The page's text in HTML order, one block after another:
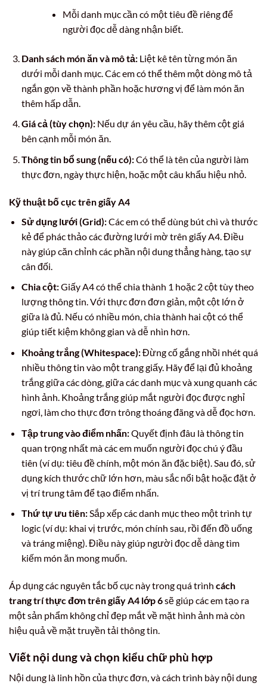
Mỗi danh mục cần có một tiêu đề riêng để
người đọc dễ dàng nhận biết.
Danh sách món ăn và mô tả:Liệt kê tên từng món ăn
dưới mỗi danh mục. Các em có thể thêm một dòng mô tả
ngắn gọn về thành phần hoặc hương vị để làm món ăn
thêm hấp dẫn.
Giá cả (tùy chọn):Nếu dự án yêu cầu, hãy thêm cột giá
bên cạnh mỗi món ăn.
Thông tin bổ sung (nếu có):Có thể là tên của người làm
thực đơn, ngày thực hiện, hoặc một câu khẩu hiệu nhỏ.
Kỹ thuật bố cục trên giấy A4
Sử dụng lưới (Grid):Các em có thể dùng bút chì và thước
kẻ để phác thảo các đường lưới mờ trên giấy A4. Điều
này giúp căn chỉnh các phần nội dung thẳng hàng, tạo sự
cân đối.
Chia cột:Giấy A4 có thể chia thành 1 hoặc 2 cột tùy theo
lượng thông tin. Với thực đơn đơn giản, một cột lớn ở
giữa là đủ. Nếu có nhiều món, chia thành hai cột có thể
giúp tiết kiệm không gian và dễ nhìn hơn.
Khoảng trắng (Whitespace):Đừng cố gắng nhồi nhét quá
nhiều thông tin vào một trang giấy. Hãy để lại đủ khoảng
trắng giữa các dòng, giữa các danh mục và xung quanh các
hình ảnh. Khoảng trắng giúp mắt người đọc được nghỉ
ngơi, làm cho thực đơn trông thoáng đãng và dễ đọc hơn.
Tập trung vào điểm nhấn:Quyết định đâu là thông tin
quan trọng nhất mà các em muốn người đọc chú ý đầu
tiên (ví dụ: tiêu đề chính, một món ăn đặc biệt). Sau đó, sử
dụng kích thước chữ lớn hơn, màu sắc nổi bật hoặc đặt ở
vị trí trung tâm để tạo điểm nhấn.
Thứ tự ưu tiên:Sắp xếp các danh mục theo một trình tự
logic (ví dụ: khai vị trước, món chính sau, rồi đến đồ uống
và tráng miệng). Điều này giúp người đọc dễ dàng tìm
kiếm món ăn mong muốn.
Áp dụng các nguyên tắc bố cục này trong quá trình cách
trang trí thực đơn trên giấy A4 lớp 6sẽ giúp các em tạo ra
một sản phẩm không chỉ đẹp mắt về mặt hình ảnh mà còn
hiệu quả về mặt truyền tải thông tin.
Viết nội dung và chọn kiểu chữ phù hợp
Nội dung là linh hồn của thực đơn, và cách trình bày nội dung